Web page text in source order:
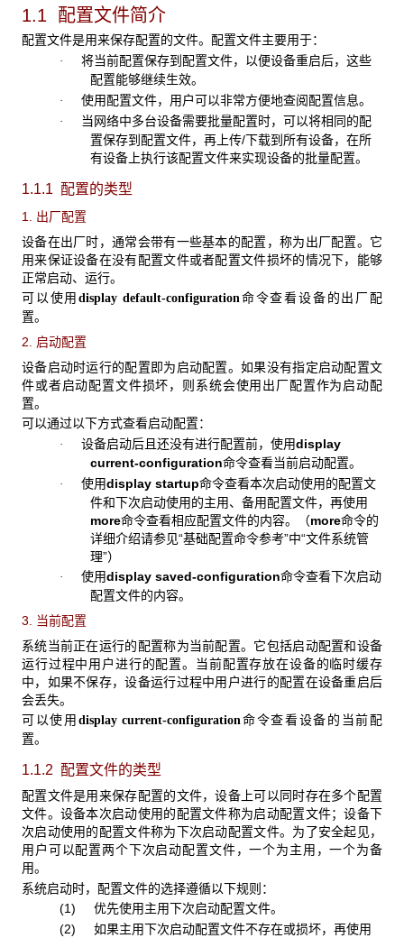
1.1 配置文件简介
配置文件是用来保存配置的文件。配置文件主要用于：
· 将当前配置保存到配置文件，以便设备重启后，这些
配置能够继续生效。
· 使用配置文件，用户可以非常方便地查阅配置信息。
· 当网络中多台设备需要批量配置时，可以将相同的配
置保存到配置文件，再上传/下载到所有设备，在所
有设备上执行该配置文件来实现设备的批量配置。
1.1.1 配置的类型
1. 出厂配置
设备在出厂时，通常会带有一些基本的配置，称为出厂配置。它
用来保证设备在没有配置文件或者配置文件损坏的情况下，能够
正常启动、运行。
可以使用display default-configuration命令查看设备的出厂配
置。
2. 启动配置
设备启动时运行的配置即为启动配置。如果没有指定启动配置文
件或者启动配置文件损坏，则系统会使用出厂配置作为启动配
置。
可以通过以下方式查看启动配置：
· 设备启动后且还没有进行配置前，使用display
current-configuration命令查看当前启动配置。
· 使用display startup命令查看本次启动使用的配置文
件和下次启动使用的主用、备用配置文件，再使用
more命令查看相应配置文件的内容。（more命令的
详细介绍请参见“基础配置命令参考”中“文件系统管
理”）
· 使用display saved-configuration命令查看下次启动
配置文件的内容。
3. 当前配置
系统当前正在运行的配置称为当前配置。它包括启动配置和设备
运行过程中用户进行的配置。当前配置存放在设备的临时缓存
中，如果不保存，设备运行过程中用户进行的配置在设备重启后
会丢失。
可以使用 display current-configuration命令查看设备的当前配
置。
1.1.2 配置文件的类型
配置文件是用来保存配置的文件，设备上可以同时存在多个配置
文件。设备本次启动使用的配置文件称为启动配置文件；设备下
次启动使用的配置文件称为下次启动配置文件。为了安全起见，
用户可以配置两个下次启动配置文件，一个为主用，一个为备
用。
系统启动时，配置文件的选择遵循以下规则：
(1) 优先使用主用下次启动配置文件。
(2) 如果主用下次启动配置文件不存在或损坏，再使用